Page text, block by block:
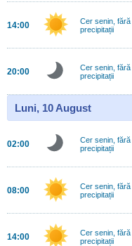
14:00
Cer senin, fără
precipitații
20:00
Cer senin, fără
precipitații
Luni, 10 August
02:00
Cer senin, fără
precipitații
08:00
Cer senin, fără
precipitații
14:00
Cer senin, fără
precipitații